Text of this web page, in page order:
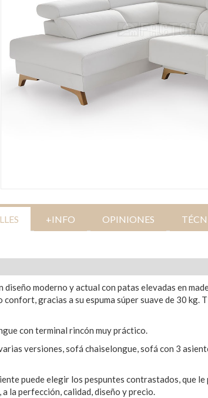
+INFO OPINIONES
diseño moderno y actual con patas elevadas en
gracias a su espuma súper suave de 30 kg.
con terminal rincón muy práctico.
versiones, sofá chaiselongue, sofá con 3
puede elegir los pespuntes contrastados, que
la perfección, calidad, diseño y precio.